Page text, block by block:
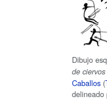
Dibujo
de ciervos
Caballos (
delineado